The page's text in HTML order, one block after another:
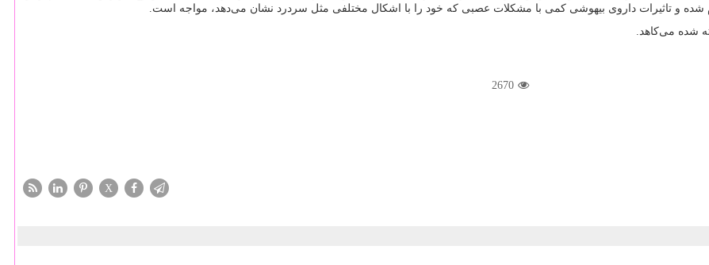
و تاثیرات داروی بیهوشی کمی با مشکلات عصبی که خود را با اشکال مختلفی مثل سردرد نشان می‌دهد، مواجه است.
شده می‌کاهد.
2670
X